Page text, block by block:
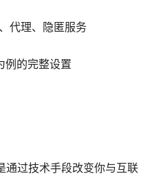
代理、隐匿服务
例的完整设置
通过技术手段改变你与互联